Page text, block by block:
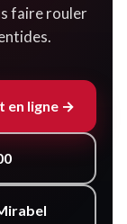
faire rouler
en ligne →